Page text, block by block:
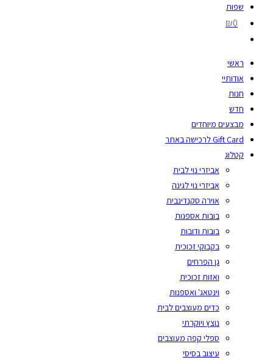
שפות
₪0
ראשי
אודותיי
חנות
חדש
מבצעים מיוחדים
Gift Card לרכישה באתר
קטלוג
אביזרי נוי לבית
אביזרי נוי לגינה
אוירה סקנדינבית
בובות אספנות
בובות ודובות
בקבוקי זכוכית
גן הפרחים
ואזות זכוכית
וינטאג' ואספנות
כדים מעוצבים לבית
נוצץ ויוקרתי
ספלי קפה מעוצבים
עיצוב בסיסי